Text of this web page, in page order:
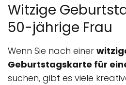
Witzige
50-jährige Frau
Wenn Sie nach einer
Geburtstagskarte für
suchen, gibt es viele